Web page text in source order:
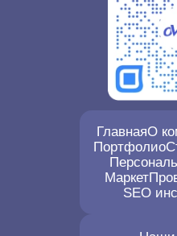
ГлавнаяО
Портфолио
Маркет
SEO